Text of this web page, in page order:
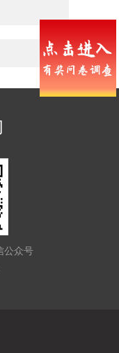
公众号